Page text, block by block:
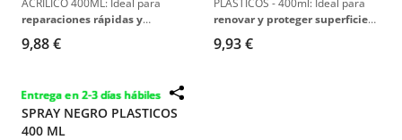
ACRILICO 400ML: Ideal para
reparaciones rápidas y
efectivas
aplicación en dos capas
9,88 €
PLÁSTICOS - 400ml: Ideal para
renovar y proteger superficies
plásticas
excelente adherencia
9,93 €
Entrega en 2-3 días hábiles
SPRAY NEGRO PLASTICOS
400 ML